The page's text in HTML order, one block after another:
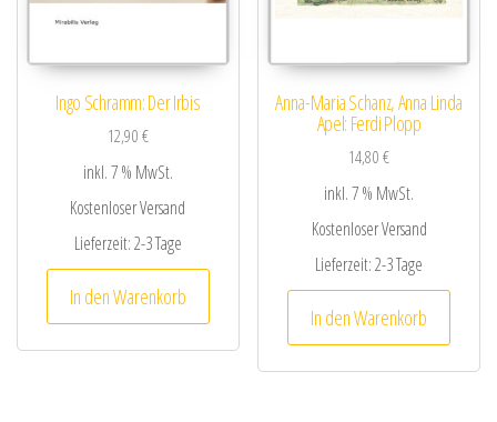
Ingo Schramm: Der Irbis
12,90€
inkl. 7 % MwSt.
Kostenloser Versand
Lieferzeit:2-3 Tage
In den Warenkorb
Anna-Maria Schanz, Anna Linda
Apel: Ferdi Plopp
14,80€
inkl. 7 % MwSt.
Kostenloser Versand
Lieferzeit:2-3 Tage
In den Warenkorb